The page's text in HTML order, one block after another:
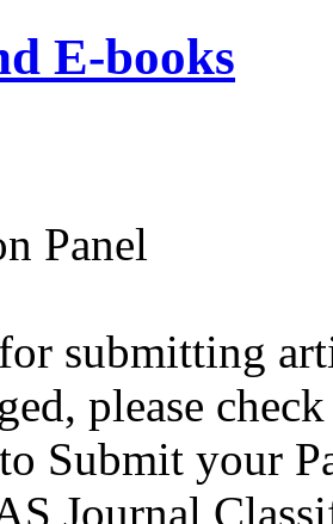
E-books
Panel
submitting
please
Submit your
Journal